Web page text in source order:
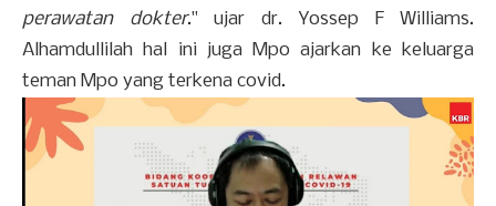
perawatan dokter." ujar dr. Yossep F Williams.
Alhamdullilah hal ini juga Mpo ajarkan ke keluarga
teman Mpo yang terkena covid.